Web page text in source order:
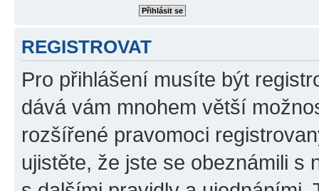
REGISTROVAT
Pro přihlášení musíte být
dává vám mnohem větší
rozšířené pravomoci
ujistěte, že jste se obeznámili s